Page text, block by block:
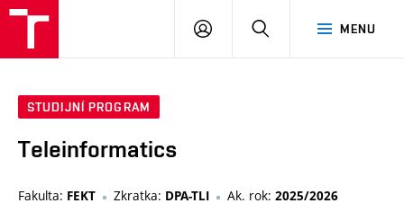
MENU
PŘIHLÁSIT
STUDIJNÍ PROGRAM
Teleinformatics
Fakulta: FEKT Zkratka: DPA-TLI Ak. rok: 2025/2026